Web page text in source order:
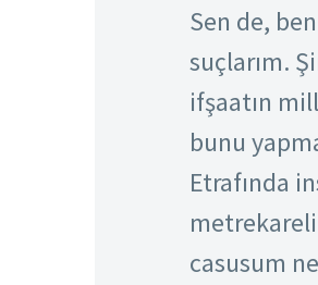
Sen de,
suçlarım.
ifşaatın
bunu
Etrafında
casusum